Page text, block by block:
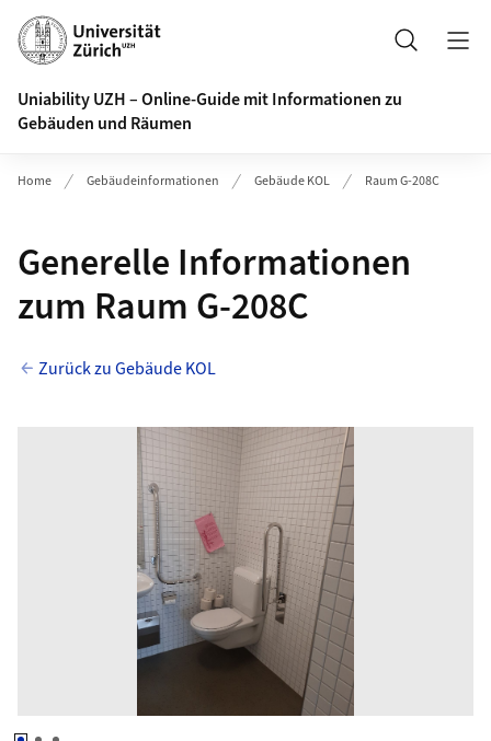
Header
Suche
Uniability UZH – Online-Guide mit Informationen zu
Gebäuden und Räumen
Home Gebäudeinformationen Gebäude KOL Raum G-208C
Generelle Informationen
zum Raum G-208C
Zurück zu Gebäude KOL
Bilder des Stockwerks
Rollstuhl-WC KOL-G-208c: Gesamtansicht Rollstuhl-WC.